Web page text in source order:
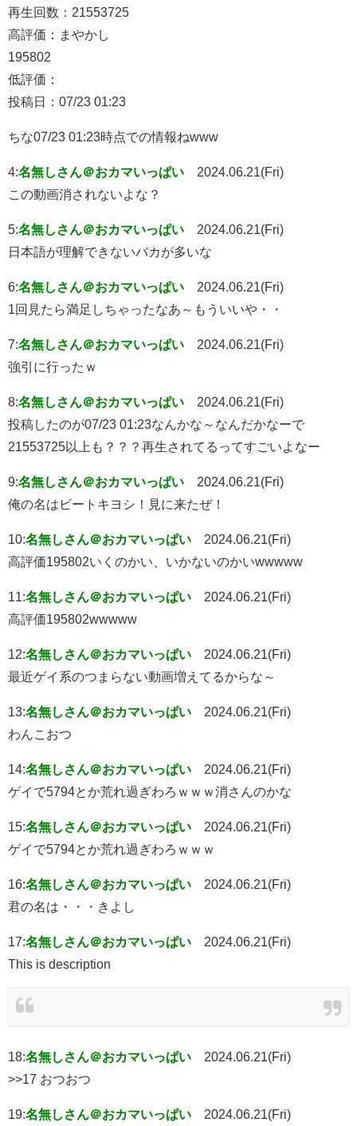
再生回数：21553725
高評価：まやかし
195802
低評価：
投稿日：07/23 01:23
ちな07/23 01:23時点での情報ねwww
4:名無しさん＠おカマいっぱい
2024.06.21(Fri)
この動画消されないよな？
5:名無しさん＠おカマいっぱい
2024.06.21(Fri)
日本語が理解できないバカが多いな
6:名無しさん＠おカマいっぱい
2024.06.21(Fri)
1回見たら満足しちゃったなあ～もういいや・・
7:名無しさん＠おカマいっぱい
2024.06.21(Fri)
強引に行ったｗ
8:名無しさん＠おカマいっぱい
2024.06.21(Fri)
投稿したのが07/23 01:23なんかな～なんだかなーで
21553725以上も？？？再生されてるってすごいよなー
9:名無しさん＠おカマいっぱい
2024.06.21(Fri)
俺の名はビートキヨシ！見に来たぜ！
10:名無しさん＠おカマいっぱい
2024.06.21(Fri)
高評価195802いくのかい、いかないのかいwwwww
11:名無しさん＠おカマいっぱい
2024.06.21(Fri)
高評価195802wwwww
12:名無しさん＠おカマいっぱい
2024.06.21(Fri)
最近ゲイ系のつまらない動画増えてるからな～
13:名無しさん＠おカマいっぱい
2024.06.21(Fri)
わんこおつ
14:名無しさん＠おカマいっぱい
2024.06.21(Fri)
ゲイで5794とか荒れ過ぎわろｗｗｗ消さんのかな
15:名無しさん＠おカマいっぱい
2024.06.21(Fri)
ゲイで5794とか荒れ過ぎわろｗｗｗ
16:名無しさん＠おカマいっぱい
2024.06.21(Fri)
君の名は・・・きよし
17:名無しさん＠おカマいっぱい
2024.06.21(Fri)
This is description
18:名無しさん＠おカマいっぱい
2024.06.21(Fri)
>>17 おつおつ
19:名無しさん＠おカマいっぱい 2024.06.21(Fri)